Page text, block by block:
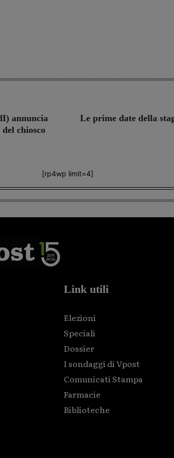
annuncia
chiosco
Le prime date della
[rp4wp limit=4]
Link utili
Elezioni
Speciali
Dossier
I sondaggi di Vpost
Comunicati Stampa
Farmacie
Biblioteche